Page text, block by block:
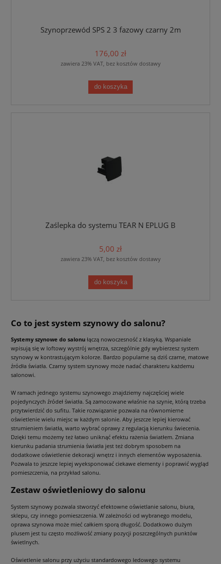
Szynoprzewód SPS 2 3 fazowy czarny 2m
176,00 zł
zawiera 23% VAT, bez kosztów dostawy
do koszyka
Zaślepka do systemu TEAR N EPLUG B
5,00 zł
zawiera 23% VAT, bez kosztów dostawy
do koszyka
Co to jest system szynowy do salonu?
Systemy szynowe do salonu łączą nowoczesność z klasyką. Wspaniale
wpisują się w loftowy wystrój wnętrza, szczególnie gdy wybierzesz system
szynowy w kontrastującym kolorze. Bardzo popularne są dziś czarne, matowe
źródła światła. Czarny system szynowy może nadać charakteru każdemu
salonowi.
W ramach jednego systemu szynowego znajdziemy najczęściej wiele
pojedynczych źródeł światła. Są zamocowane właśnie na szynie, którą trzeba
przytwierdzić do sufitu. Takie rozwiązanie pozwala na równomierne
oświetlenie wielu miejsc w każdym salonie. Aby jeszcze lepiej kierować
strumieniem światła, warto wybrać oprawy z regulacją kierunku świecenia.
Dzięki temu możemy też łatwo uniknąć efektu rażenia światłem. Zmiana
kierunku padania strumienia światła jest też dobrym sposobem na
dodatkowe oświetlenie dekoracji wnętrz i innych elementów wyposażenia.
Pozwala to jeszcze lepiej wyeksponować ciekawe elementy i poprawić wygląd
pomieszczenia, na przykład salonu.
Zestaw oświetleniowy do salonu
System szynowy pozwala stworzyć efektowne oświetlanie salonu, biura,
sklepu, czy innego pomieszczenia. W zależności od wybranego modelu,
oprawa szynowa może mieć całkiem sporą długość. Dodatkowo dużym
plusem jest tu często możliwość zmiany pozycji poszczególnych punktów
świetlnych.
Oświetlenie salonu przy użyciu standardowego ledowego systemu